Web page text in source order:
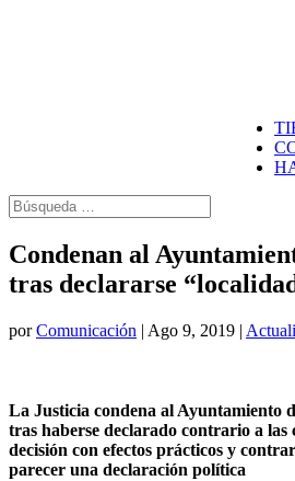
Condenan al
tras declararse
porComunicación | Ago 9, 2019 |
La Justicia condena al Ayuntamiento
tras haberse declarado contrario a las
decisión con efectos prácticos y
parecer una declaración política